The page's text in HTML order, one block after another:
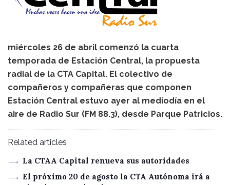
miércoles 26 de abril comenzó la cuarta
temporada de Estación Central, la propuesta
radial de la CTA Capital. El colectivo de
compañeros y compañeras que componen
Estación Central estuvo ayer al mediodía en el
aire de Radio Sur (FM 88.3), desde Parque Patricios.
Related articles
La CTAA Capital renueva sus autoridades
El próximo 20 de agosto la CTA Autónoma irá a